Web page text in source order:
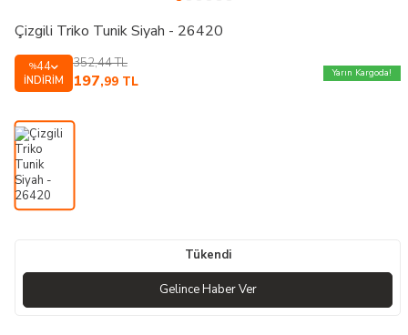
Çizgili Triko Tunik Siyah - 26420
%44
İNDIRIM
352,44TL
197,99 TL
Yarın Kargoda!
Tükendi
Gelince Haber Ver